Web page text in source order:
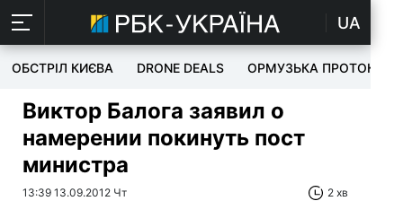
UA
ОБСТРІЛ КИЄВА DRONE DEALS ОРМУЗЬКА ПРОТОКА
Виктор Балога заявил о
намерении покинуть пост
министра
13:39 13.09.2012 Чт 2 хв